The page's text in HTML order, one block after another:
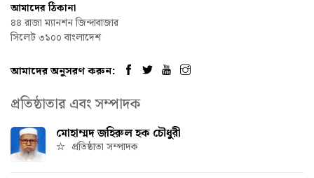
আমাদের ঠিকানা
৪৪ রাজা ম্যানশন জিন্দাবাজার
সিলেট ৩১০০ বাংলাদেশ
আমাদের অনুসরণ করুন:
প্রতিষ্ঠাতার এবং সম্পাদক
মোহাম্মদ জহিরুল হক চৌধুরী
প্রতিষ্ঠাতা সম্পাদক